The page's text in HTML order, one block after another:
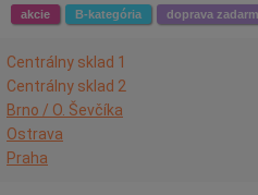
akcie B-kategória doprava
Centrálny sklad 1
Centrálny sklad 2
Brno / O. Ševčíka
Ostrava
Praha